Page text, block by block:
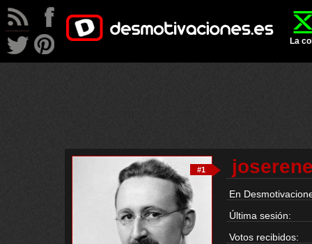
La
#1
En
Última sesión:
Votos recibidos: